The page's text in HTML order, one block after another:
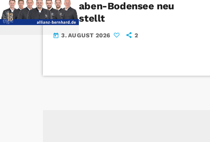
Schwaben-Bodensee neu
aufgestellt
today 3. AUGUST 2026 2